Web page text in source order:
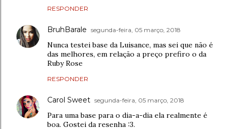
RESPONDER
BruhBarale segunda-feira, 05 março, 2018
Nunca testei base da Luisance, mas sei que não é
das melhores, em relação a preço prefiro o da
Ruby Rose
RESPONDER
Carol Sweet segunda-feira, 05 março, 2018
Para uma base para o dia-a-dia ela realmente é
boa. Gostei da resenha :3.